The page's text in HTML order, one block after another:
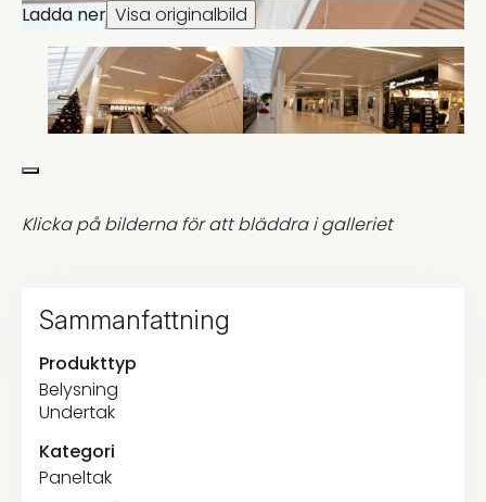
Ladda ner Visa originalbild
Klicka på bilderna för att bläddra i galleriet
Sammanfattning
Produkttyp
Belysning
Undertak
Kategori
Paneltak